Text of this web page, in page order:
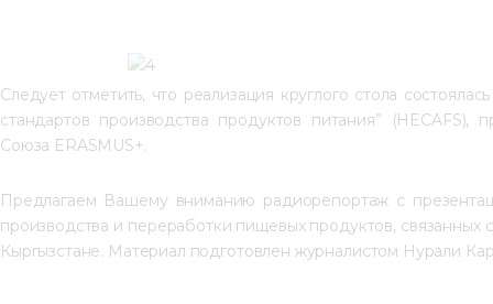
Следует отметить, что реализация круглого стола
стандартов производства продуктов питания”
Союза ERASMUS+.
Предлагаем Вашему вниманию радиорепортаж с
производства и переработки пищевых продуктов,
Кыргызстане. Материал подготовлен журналистом Нурали